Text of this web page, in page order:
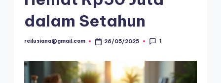
dalam Setahun
Posted
reilusiana@gmail.com 26/05/2025 1